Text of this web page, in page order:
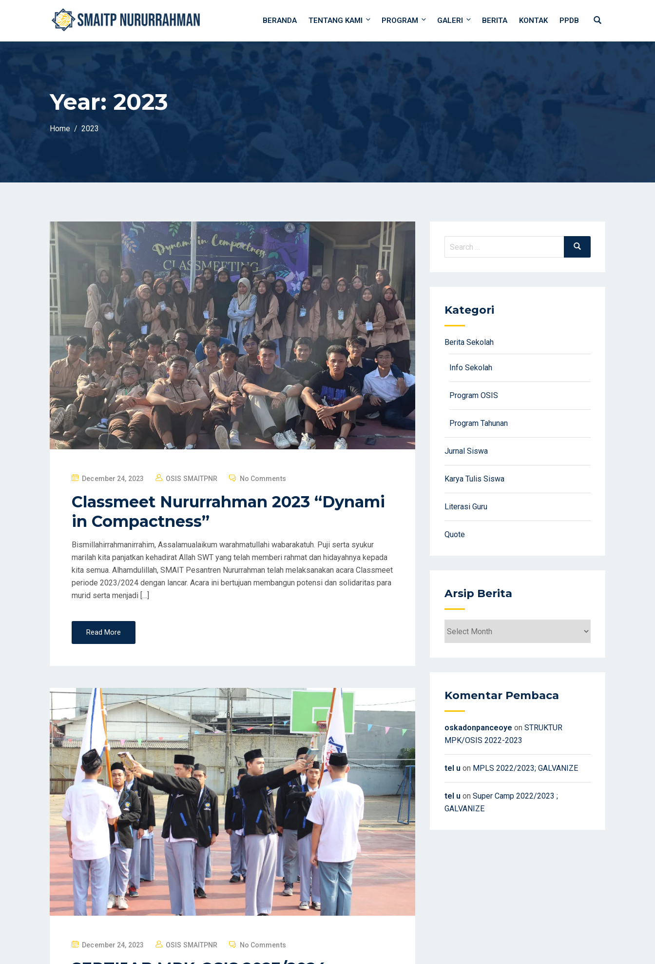
BERANDA TENTANG KAMI PROGRAM GALERI BERITA KONTAK PPDB
Year: 2023
Home 2023
P
S
E
O
December 24, 2023 OSIS SMAITPNR No Comments
Classmeet Nururrahman 2023 “Dynami
in Compactness”
Bismillahirrahmanirrahim, Assalamualaikum warahmatullahi wabarakatuh. Puji serta syukur
marilah kita panjatkan kehadirat Allah SWT yang telah memberi rahmat dan hidayahnya kepada
kita semua. Alhamdulillah, SMAIT Pesantren Nururrahman telah melaksanakan acara Classmeet
periode 2023/2024 dengan lancar. Acara ini bertujuan membangun potensi dan solidaritas para
murid serta menjadi […]
Read More
PDecember 24, 2023 OSIS SMAITPNR No Comments
Search
Search
Kategori
Berita Sekolah
Info Sekolah
Program OSIS
Program Tahunan
Jurnal Siswa
Karya Tulis Siswa
Literasi Guru
Quote
Arsip Berita
Komentar Pembaca
oskadonpanceoye on STRUKTUR
MPK/OSIS 2022-2023
tel u on MPLS 2022/2023; GALVANIZE
tel u on Super Camp 2022/2023 ;
GALVANIZE